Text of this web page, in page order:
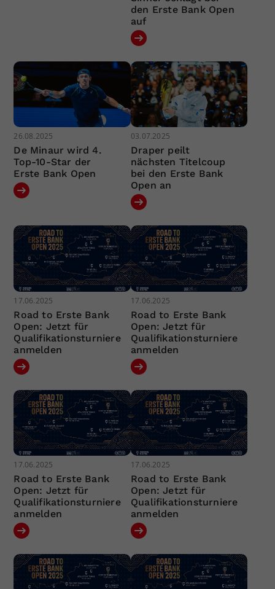
den Erste Bank Open
auf
26.08.2025
De Minaur wird 4.
Top-10-Star der
Erste Bank Open
03.07.2025
Draper peilt
nächsten Titelcoup
bei den Erste Bank
Open an
17.06.2025
Road to Erste Bank
Open: Jetzt für
Qualifikationsturniere
anmelden
17.06.2025
Road to Erste Bank
Open: Jetzt für
Qualifikationsturniere
anmelden
17.06.2025
Road to Erste Bank
Open: Jetzt für
Qualifikationsturniere
anmelden
17.06.2025
Road to Erste Bank
Open: Jetzt für
Qualifikationsturniere
anmelden